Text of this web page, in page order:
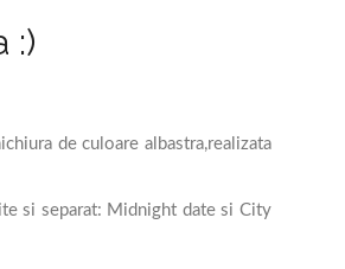
:)
de culoare albastra,realizata
si separat: Midnight date si City